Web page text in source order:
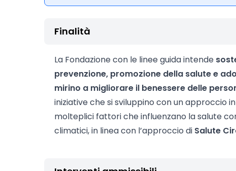
Finalità
La Fondazione con le linee guida intende
prevenzione, promozione della salute e
mirino a migliorare il benessere delle
iniziative che si sviluppino con un approccio
molteplici fattori che influenzano la salute
climatici, in linea con l’approccio di Salute